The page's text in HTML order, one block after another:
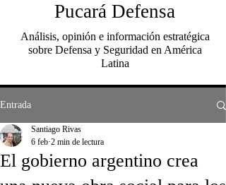
Pucará Defensa
Análisis, opinión e información estratégica
sobre Defensa y Seguridad en América
Latina
Entrada
El gobierno argentino crea
Santiago Rivas
6 feb 2 min de lectura